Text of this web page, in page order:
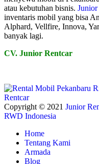
atau kebutuhan bisnis. Junior
inventaris mobil yang bisa
Alphard, Vellfire, Innova,
banyak lagi.
CV. Junior Rentcar
Copyright © 2021 Junior
RWD Indonesia
Home
Tentang Kami
Armada
Blog